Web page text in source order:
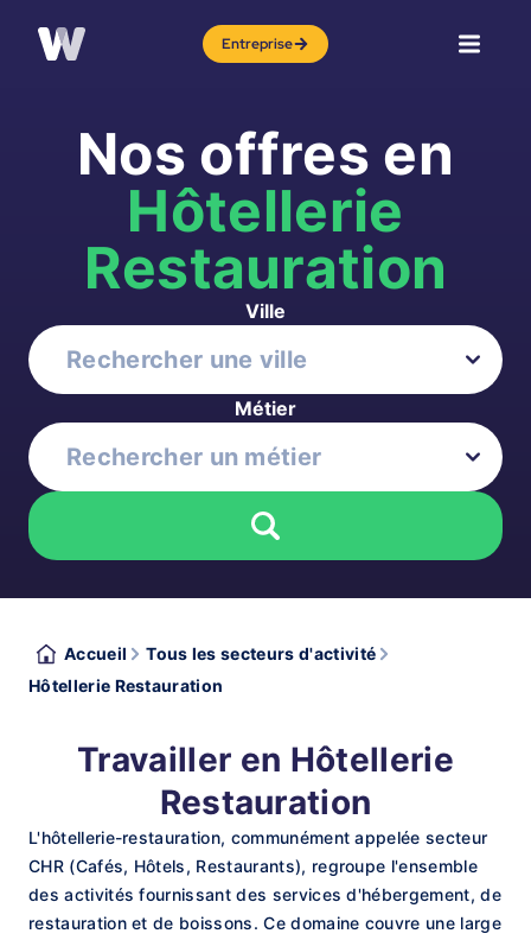
Entreprise
Nos offres en
Hôtellerie
Restauration
Ville
Métier
Accueil
Tous les secteurs d'activité
Hôtellerie Restauration
Travailler en Hôtellerie
Restauration
L'hôtellerie-restauration, communément appelée secteur
CHR (Cafés, Hôtels, Restaurants), regroupe l'ensemble
des activités fournissant des services d'hébergement, de
restauration et de boissons. Ce domaine couvre une large